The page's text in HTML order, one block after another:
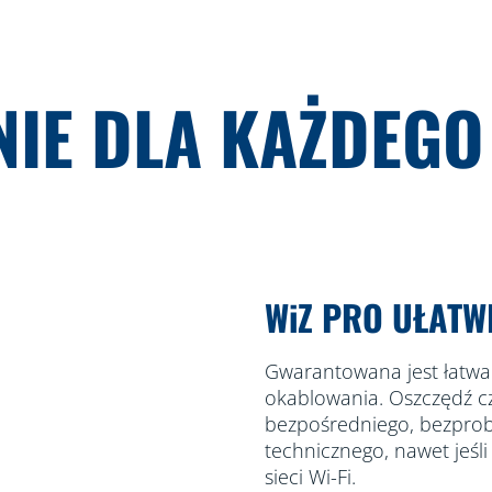
DLA
WiZ PRO
Gwarantowana jest
okablowania. Oszczędź
bezpośredniego,
technicznego, nawet
sieci Wi-Fi.